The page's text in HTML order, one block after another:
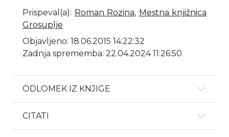
Prispeval(a): Roman Rozina, Mestna knjižnica
Grosuplje
Objavljeno: 18.06.2015 14:22:32
Zadnja sprememba: 22.04.2024 11:26:50
ODLOMEK IZ KNJIGE
CITATI